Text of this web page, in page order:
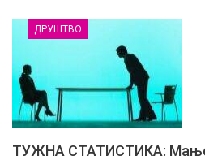
ДРУШТВО
ТУЖНА СТАТИСТИКА: